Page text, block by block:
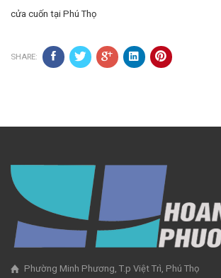
cửa cuốn tại Phú Thọ
SHARE:
Phường Minh Phương, T.p Việt Trì, Phú Thọ